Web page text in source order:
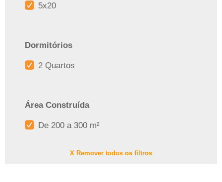
5x20
Dormitórios
2 Quartos
Área Construída
De 200 a 300 m²
X Remover todos os filtros